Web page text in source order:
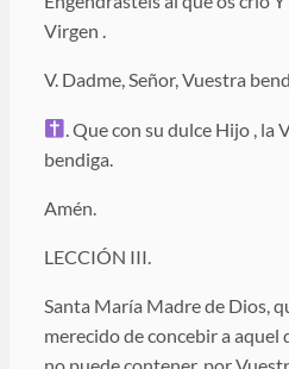
Virgen .
V. Dadme, Señor, Vuestra
. Que con su dulce Hijo , la
bendiga.
Amén.
LECCIÓN III.
Santa María Madre de Dios,
merecido de concebir a